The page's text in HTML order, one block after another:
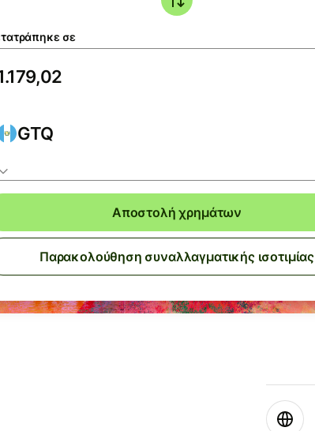
σε
GTQ
Αποστολή χρημάτων
Παρακολούθηση συναλλαγματικής ισοτιμίας